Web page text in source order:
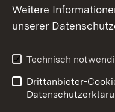
Erklärung zur
Weitere
unserer
Technisch
Drittanbieter-